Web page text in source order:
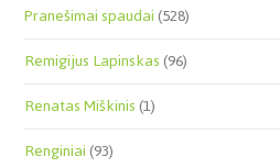
Pranešimai spaudai(528)
Remigijus Lapinskas(96)
Renatas Miškinis(1)
Renginiai(93)